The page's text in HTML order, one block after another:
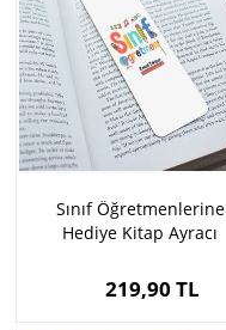
Sınıf Öğretmenlerine
Hediye Kitap Ayracı
219,90 TL